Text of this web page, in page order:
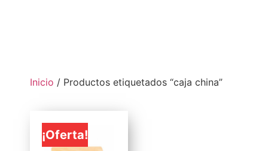
Inicio / Productos etiquetados “caja china”
¡Oferta!